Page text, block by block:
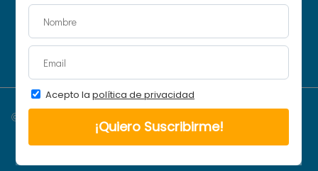
Learning Advisors
© 2026 WekAb. Todos los derechos reservados